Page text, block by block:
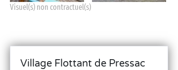
Visuel(s) non contractuel(s)
Village Flottant de Pressac